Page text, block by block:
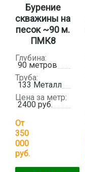
Бурение
скважины на
песок ~90 м.
ПМК8
Глубина:
90 метров
Труба:
133 Металл
Цена за метр:
2400 руб.
От
350
000
руб.